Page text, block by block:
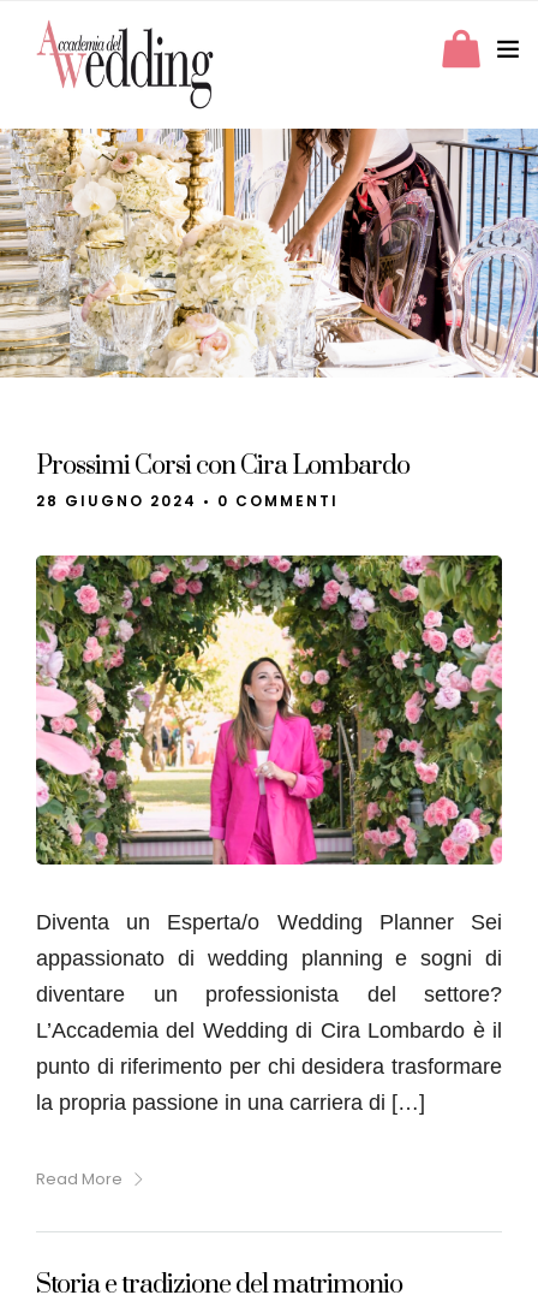
Prossimi Corsi con Cira Lombardo
28 GIUGNO 2024 • 0 COMMENTI
Diventa un Esperta/o Wedding Planner Sei
appassionato di wedding planning e sogni di
diventare un professionista del settore?
L’Accademia del Wedding di Cira Lombardo è il
punto di riferimento per chi desidera trasformare
la propria passione in una carriera di […]
Read More
Storia e tradizione del matrimonio